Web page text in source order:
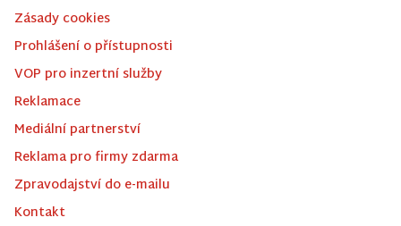
Zásady cookies
Prohlášení o přístupnosti
VOP pro inzertní služby
Reklamace
Mediální partnerství
Reklama pro firmy zdarma
Zpravodajství do e-mailu
Kontakt